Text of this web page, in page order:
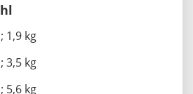
1,9 kg
3,5 kg
5,6 kg